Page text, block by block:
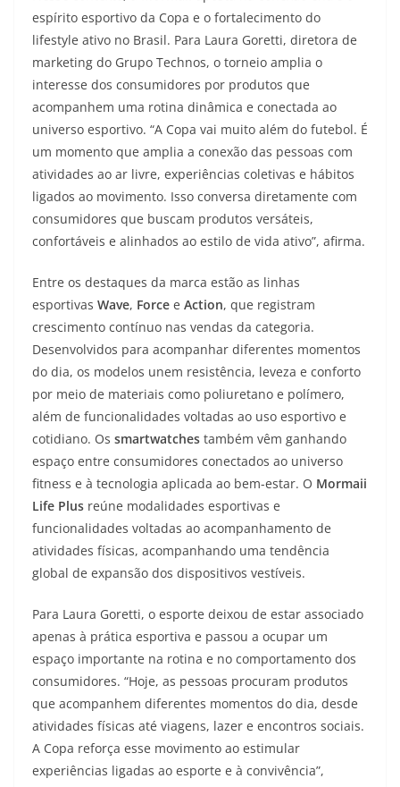
espírito esportivo da Copa e o fortalecimento do
lifestyle ativo no Brasil. Para Laura Goretti, diretora de
marketing do Grupo Technos, o torneio amplia o
interesse dos consumidores por produtos que
acompanhem uma rotina dinâmica e conectada ao
universo esportivo. “A Copa vai muito além do futebol. É
um momento que amplia a conexão das pessoas com
atividades ao ar livre, experiências coletivas e hábitos
ligados ao movimento. Isso conversa diretamente com
consumidores que buscam produtos versáteis,
confortáveis e alinhados ao estilo de vida ativo”, afirma.
Entre os destaques da marca estão as linhas
esportivas Wave, Force e Action, que registram
crescimento contínuo nas vendas da categoria.
Desenvolvidos para acompanhar diferentes momentos
do dia, os modelos unem resistência, leveza e conforto
por meio de materiais como poliuretano e polímero,
além de funcionalidades voltadas ao uso esportivo e
cotidiano. Os smartwatches também vêm ganhando
espaço entre consumidores conectados ao universo
fitness e à tecnologia aplicada ao bem-estar. O Mormaii
Life Plus reúne modalidades esportivas e
funcionalidades voltadas ao acompanhamento de
atividades físicas, acompanhando uma tendência
global de expansão dos dispositivos vestíveis.
Para Laura Goretti, o esporte deixou de estar associado
apenas à prática esportiva e passou a ocupar um
espaço importante na rotina e no comportamento dos
consumidores. “Hoje, as pessoas procuram produtos
que acompanhem diferentes momentos do dia, desde
atividades físicas até viagens, lazer e encontros sociais.
A Copa reforça esse movimento ao estimular
experiências ligadas ao esporte e à convivência”,